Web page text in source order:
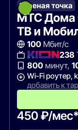
Зеленая точка
МТС Дома
ТВ и
100Мбит/с
238
800минут,
Wi-Fi роутер,
добавить к
450 ₽/мес*